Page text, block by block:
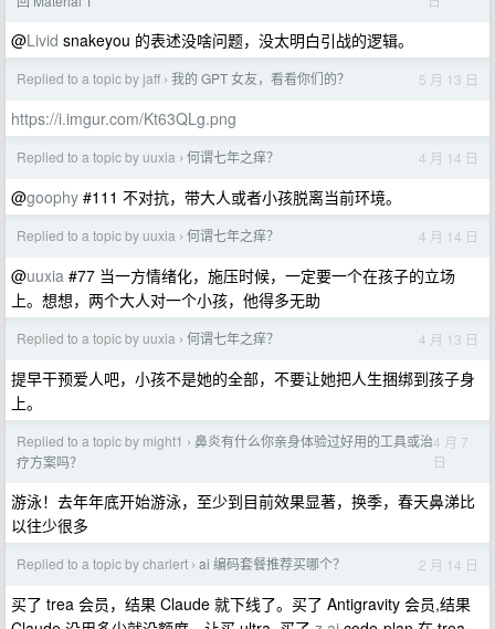
@Livid snakeyou 的表述没啥问题，没太明白引战的逻辑。
Replied to a topic by jaff › 我的 GPT 女友，看看你们的？ 5 月 13 日
https://i.imgur.com/Kt63QLg.png
Replied to a topic by uuxia › 何谓七年之痒？ 4 月 14 日
@goophy #111 不对抗，带大人或者小孩脱离当前环境。
Replied to a topic by uuxia › 何谓七年之痒？ 4 月 14 日
@uuxia #77 当一方情绪化，施压时候，一定要一个在孩子的立场
上。想想，两个大人对一个小孩，他得多无助
Replied to a topic by uuxia › 何谓七年之痒？ 4 月 13 日
提早干预爱人吧，小孩不是她的全部，不要让她把人生捆绑到孩子身
上。
Replied to a topic by might1 › 鼻炎有什么你亲身体验过好用的工具或治
疗方案吗？
4 月 7
日
游泳！去年年底开始游泳，至少到目前效果显著，换季，春天鼻涕比
以往少很多
Replied to a topic by charlert › ai 编码套餐推荐买哪个？ 2 月 14 日
买了 trea 会员，结果 Claude 就下线了。买了 Antigravity 会员,结果